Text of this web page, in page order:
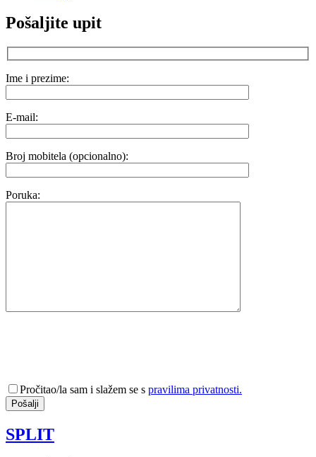
Pošaljite upit
Ime i prezime:
E-mail:
Broj mobitela (opcionalno):
Poruka:
Pročitao/la sam i slažem se s pravilima privatnosti.
SPLIT